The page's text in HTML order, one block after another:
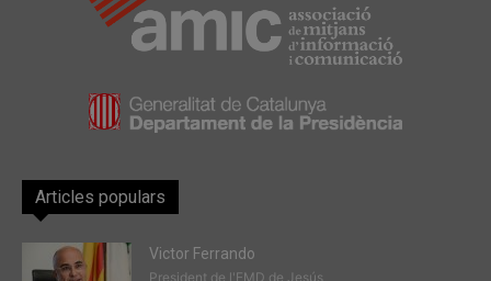
Articles populars
Victor Ferrando
President de l'EMD de Jesús